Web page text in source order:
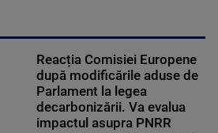
Reacția Comisiei Europene
după modificările aduse de
Parlament la legea
decarbonizării. Va evalua
impactul asupra PNRR